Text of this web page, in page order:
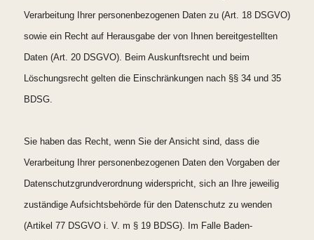
Verarbeitung Ihrer personenbezogenen Daten zu (Art. 18 DSGVO)
sowie ein Recht auf Herausgabe der von Ihnen bereitgestellten
Daten (Art. 20 DSGVO). Beim Auskunftsrecht und beim
Löschungsrecht gelten die Einschränkungen nach §§ 34 und 35
BDSG.
Sie haben das Recht, wenn Sie der Ansicht sind, dass die
Verarbeitung Ihrer personenbezogenen Daten den Vorgaben der
Datenschutzgrundverordnung widerspricht, sich an Ihre jeweilig
zuständige Aufsichtsbehörde für den Datenschutz zu wenden
(Artikel 77 DSGVO i. V. m § 19 BDSG). Im Falle Baden-